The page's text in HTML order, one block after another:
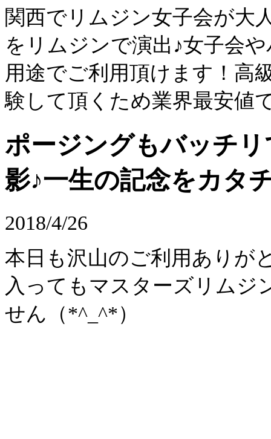
関西でリムジン女子会が大
をリムジンで演出♪女子会
用途でご利用頂けます！高
験して頂くため業界最安値
ポージングもバッチ
影♪一生の記念をカタ
2018/4/26
本日も沢山のご利用ありが
入ってもマスターズリムジ
せん（*^_^*）